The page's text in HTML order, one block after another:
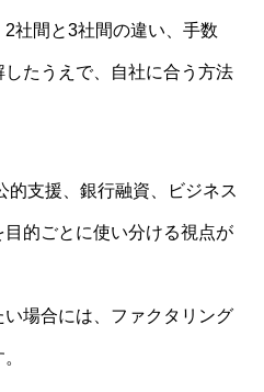
社間と3社間の違い、手数
たうえで、自社に合う方法
的支援、銀行融資、ビジネス
的ごとに使い分ける視点が
場合には、ファクタリング